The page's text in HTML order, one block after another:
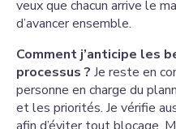
veux que chacun arrive le
d’avancer ensemble.
Comment j’anticipe les
processus ? Je reste en
personne en charge du
et les priorités. Je vérifie